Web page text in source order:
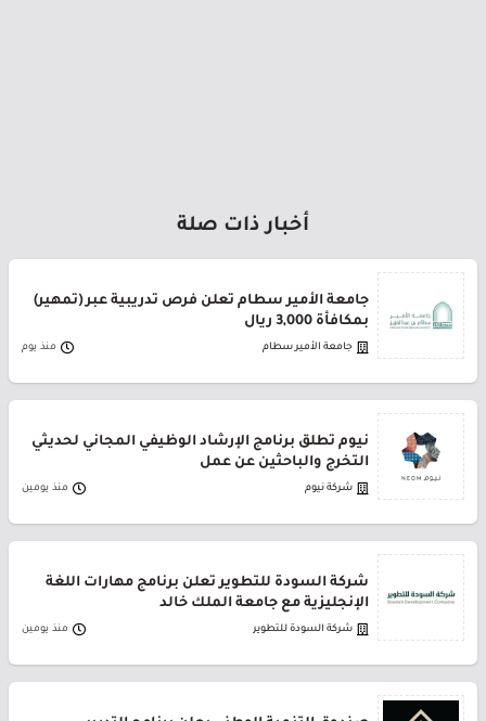
أخبار ذات صلة
جامعة الأمير سطام تعلن فرص تدريبية عبر (تمهير)
بمكافأة 3,000 ريال
جامعة الأمير سطام منذ يوم
نيوم تطلق برنامج الإرشاد الوظيفي المجاني لحديثي
التخرج والباحثين عن عمل
شركة نيوم منذ يومين
شركة السودة للتطوير تعلن برنامج مهارات اللغة
الإنجليزية مع جامعة الملك خالد
شركة السودة للتطوير منذ يومين